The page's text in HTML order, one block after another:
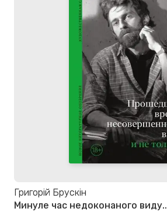
Григорій Брускін
Минуле час недоконаного виду...